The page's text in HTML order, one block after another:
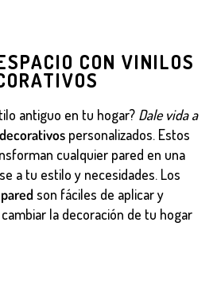
CON VINILOS
antiguo en tu hogar? Dale vida a
personalizados. Estos
cualquier pared en una
a tu estilo y necesidades. Los
son fáciles de aplicar y
la decoración de tu hogar